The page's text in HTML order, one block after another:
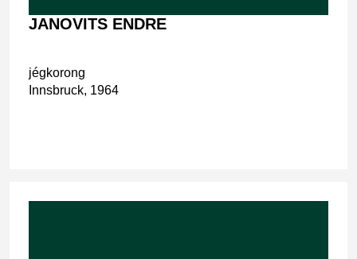
JANOVITS ENDRE
jégkorong
Innsbruck, 1964